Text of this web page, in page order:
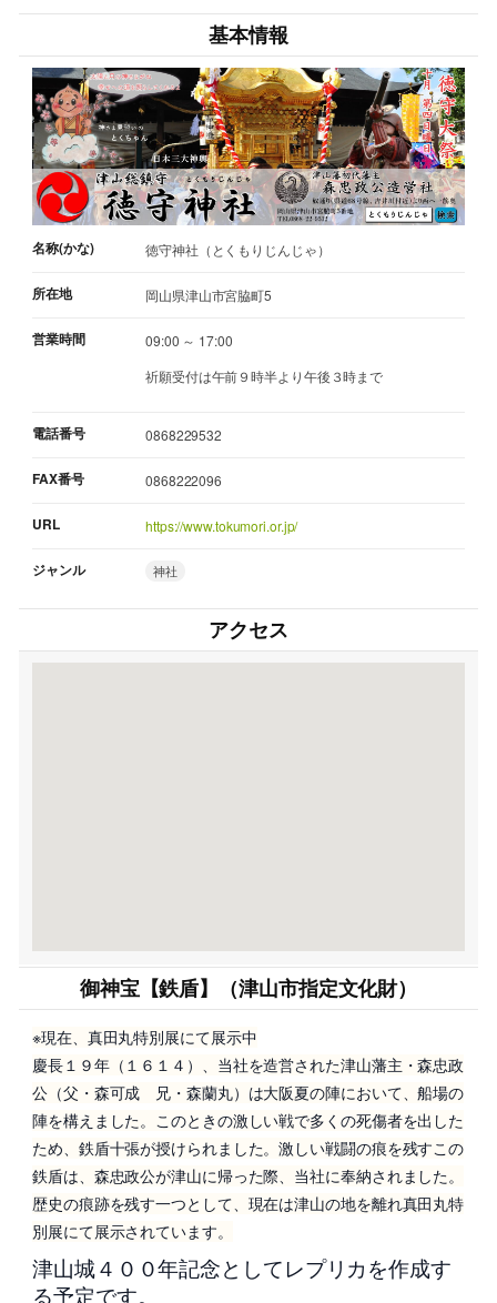
基本情報
名称(かな) 徳守神社（とくもりじんじゃ）
所在地 岡山県津山市宮脇町5
営業時間
09:00 ～ 17:00
祈願受付は午前９時半より午後３時まで
電話番号 0868229532
FAX番号 0868222096
URL https://www.tokumori.or.jp/
ジャンル 神社
アクセス
御神宝【鉄盾】（津山市指定文化財）
※現在、真田丸特別展にて展示中
慶長１９年（１６１４）、当社を造営された津山藩主・森忠政
公（父・森可成 兄・森蘭丸）は大阪夏の陣において、船場の
陣を構えました。このときの激しい戦で多くの死傷者を出した
ため、鉄盾十張が授けられました。激しい戦闘の痕を残すこの
鉄盾は、森忠政公が津山に帰った際、当社に奉納されました。
歴史の痕跡を残す一つとして、現在は津山の地を離れ真田丸特
別展にて展示されています。
津山城４００年記念としてレプリカを作成す
る予定です。